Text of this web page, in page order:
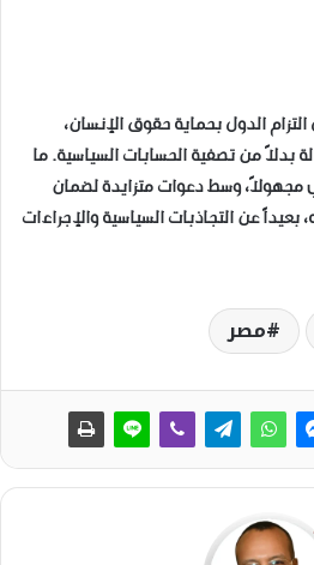
الدول بحماية حقوق الإنسان،
بدلاً من تصفية الحسابات السياسية. ما
مجهولاً، وسط دعوات متزايدة لضمان
عن التجاذبات السياسية والإجراءات
مصر